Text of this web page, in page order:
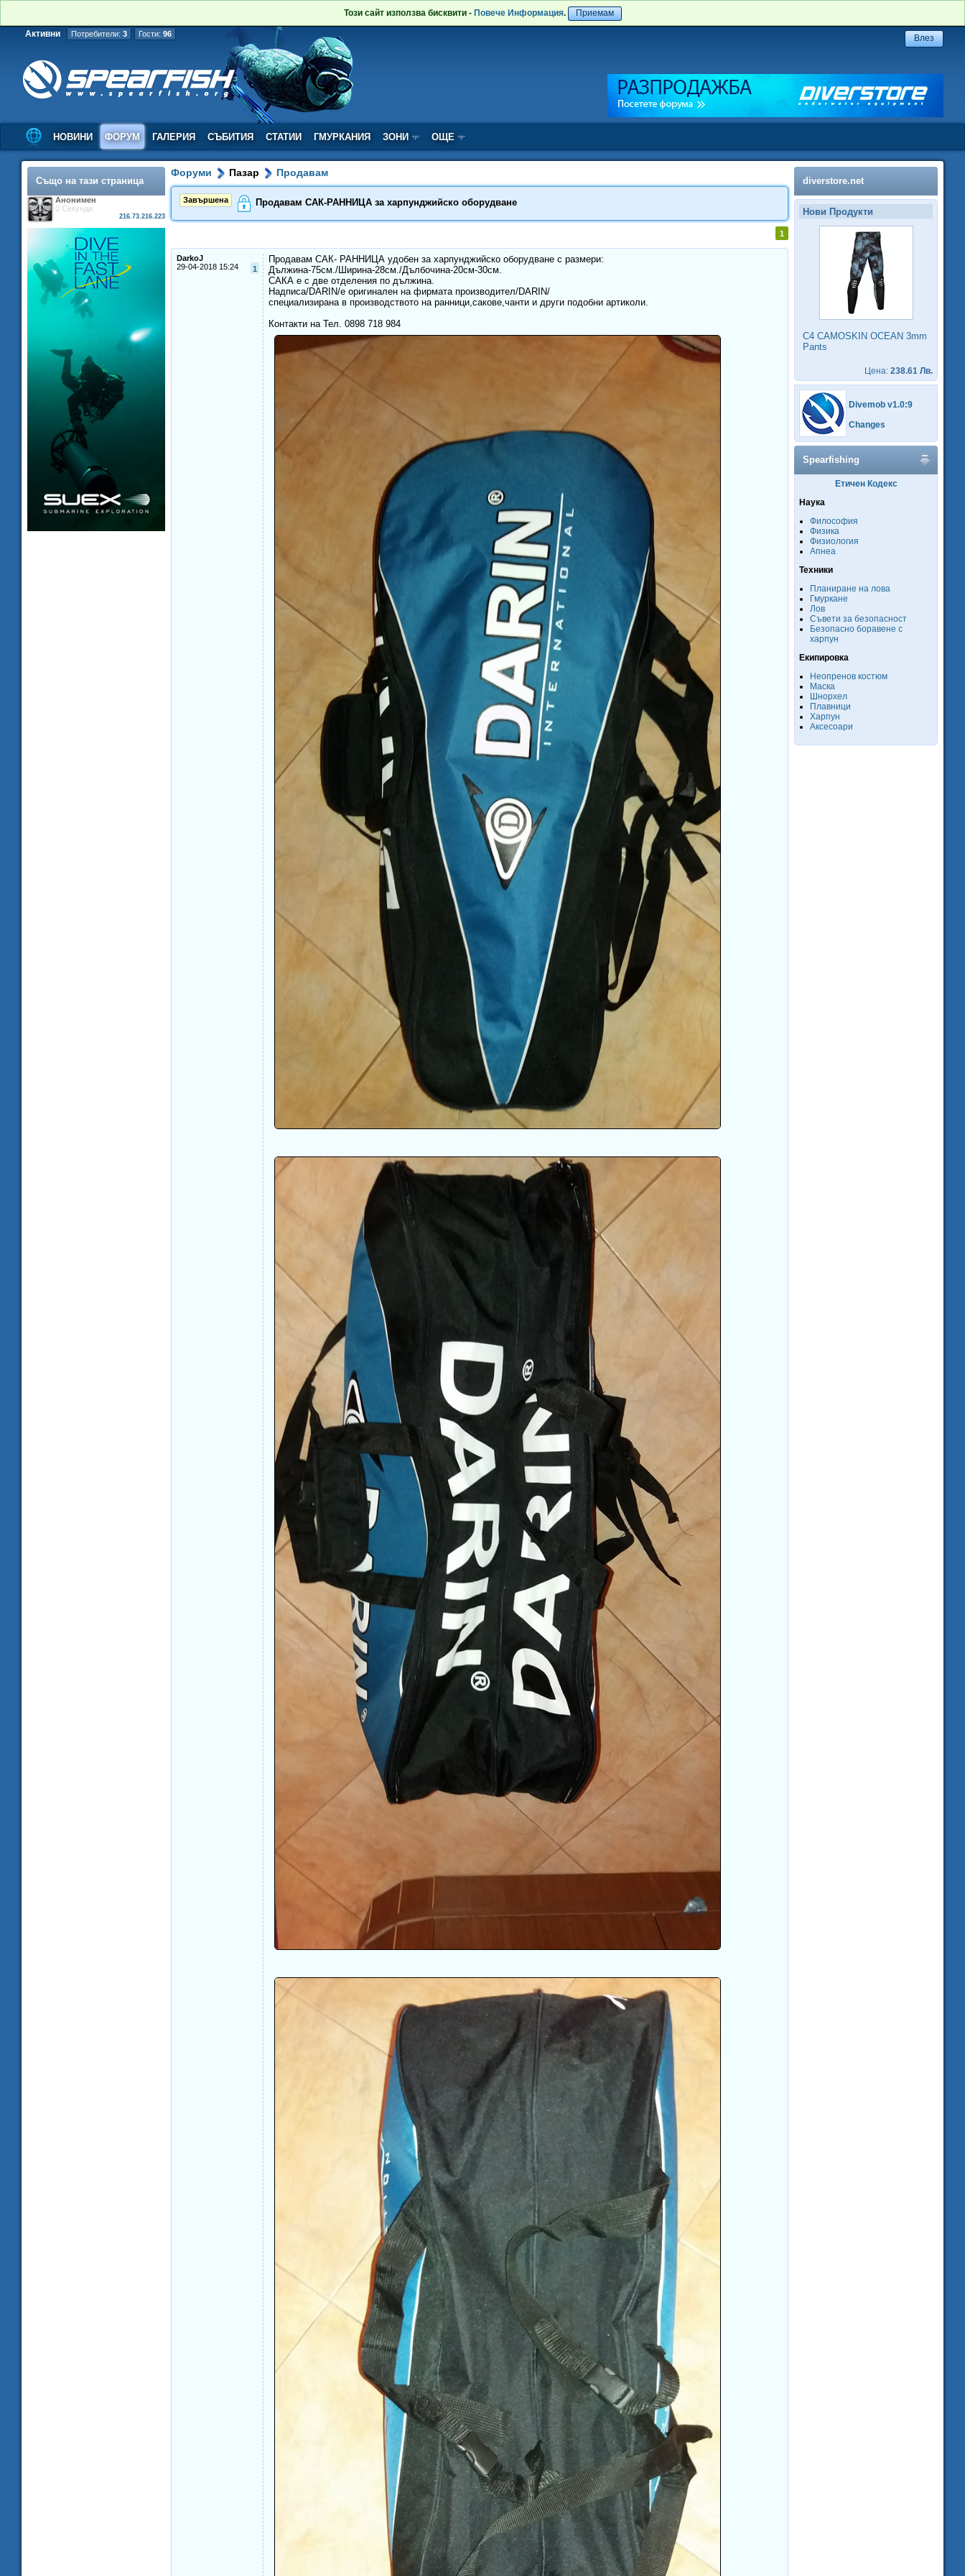
Този сайт използва бисквити - Повече Информация. Приемам
Активни Потребители: 3 Гости: 96
НОВИНИ ФОРУМ ГАЛЕРИЯ СЪБИТИЯ СТАТИИ ГМУРКАНИЯ ЗОНИ ОЩЕ
Също на тази страница
Анонимен
0 Секунди
216.73.216.223
Форуми Пазар Продавам
Продавам САК-РАННИЦА за харпунджийско оборудване
Завършена
1
DarkoJ
1
29-04-2018 15:24
Продавам САК- РАННИЦА удобен за харпунджийско оборудване с размери:
Дължина-75см./Ширина-28см./Дълбочина-20см-30см.
САКА е с две отделения по дължина.
Надписа/DARIN/е оригинален на фирмата производител/DARIN/
специализирана в производството на ранници,сакове,чанти и други подобни артиколи.
Контакти на Тел. 0898 718 984
diverstore.net
Нови Продукти
C4 CAMOSKIN OCEAN 3mm
Pants
Цена: 238.61 Лв.
Divemob v1.0:9
Changes
Spearfishing
Етичен Кодекс
Наука
Философия
Физика
Физиология
Апнеа
Техники
Планиране на лова
Гмуркане
Лов
Съвети за безопасност
Безопасно боравене с
харпун
Екипировка
Неопренов костюм
Маска
Шнорхел
Плавници
Харпун
Аксесоари